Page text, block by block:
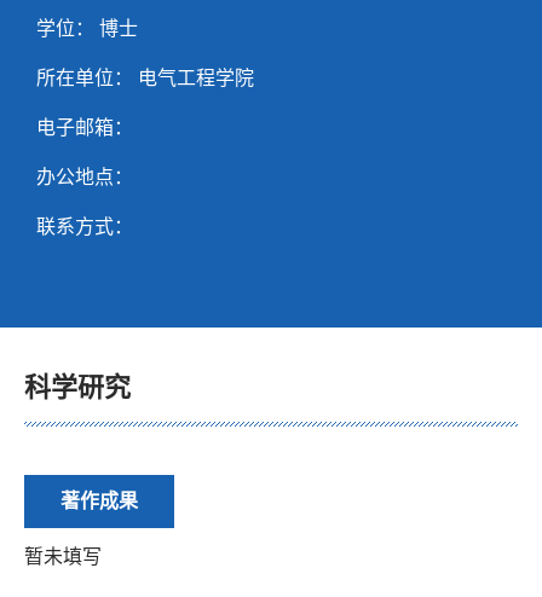
学位： 博士
所在单位： 电气工程学院
电子邮箱：
办公地点：
联系方式：
科学研究
著作成果
暂未填写